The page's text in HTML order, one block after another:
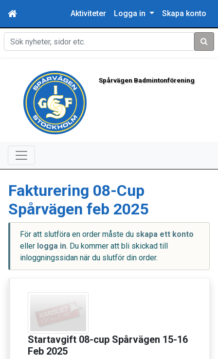
Aktiviteter Logga in Skapa konto
Sök
Spårvägen Badmintonförening
Fakturering 08-Cup
Spårvägen feb 2025
För att slutföra en order måste du skapa ett konto
eller logga in. Du kommer att bli skickad till
inloggningssidan när du slutför din order.
Startavgift 08-cup Spårvägen 15-16
Feb 2025